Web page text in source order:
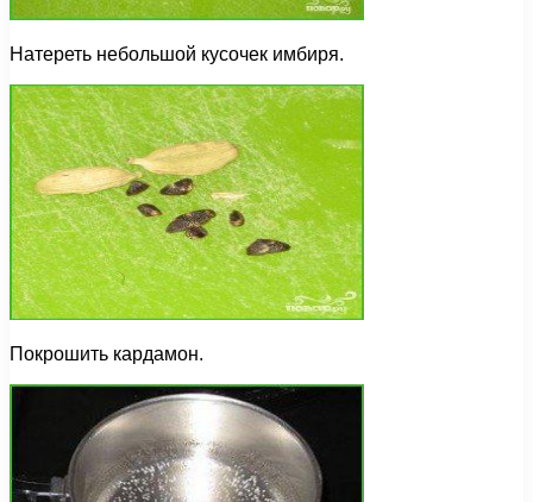
Натереть небольшой кусочек имбиря.
Покрошить кардамон.